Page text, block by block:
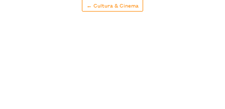
← Cultura & Cinema